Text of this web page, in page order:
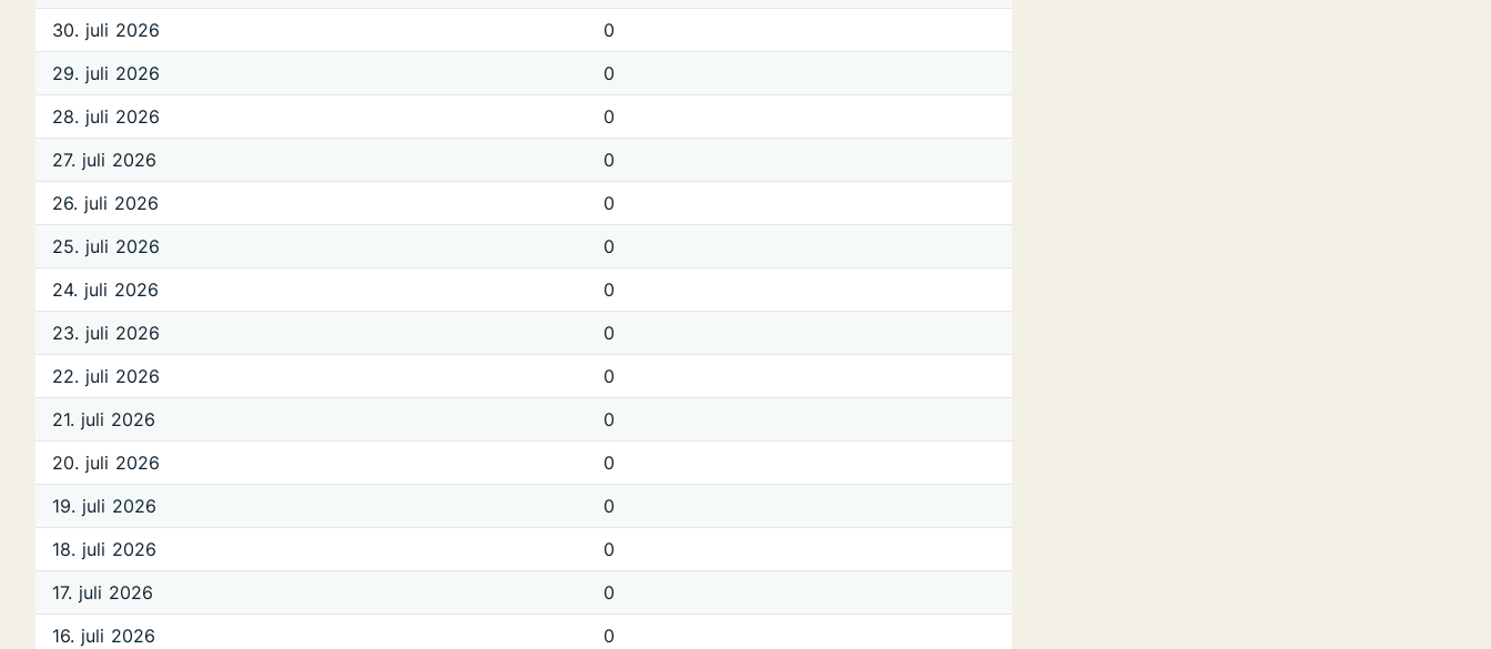
30. juli 2026
0
29. juli 2026
0
28. juli 2026
0
27. juli 2026
0
26. juli 2026
0
25. juli 2026
0
24. juli 2026
0
23. juli 2026
0
22. juli 2026
0
21. juli 2026
0
20. juli 2026
0
19. juli 2026
0
18. juli 2026
0
17. juli 2026
0
16. juli 2026
0